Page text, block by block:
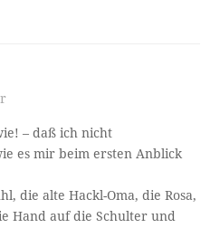
– daß ich nicht
es mir beim ersten Anblick
die alte Hackl-Oma, die Rosa,
Hand auf die Schulter und